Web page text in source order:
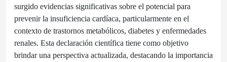
surgido evidencias significativas sobre el potencial para
prevenir la insuficiencia cardíaca, particularmente en el
contexto de trastornos metabólicos, diabetes y enfermedades
renales. Esta declaración científica tiene como objetivo
brindar una perspectiva actualizada, destacando la importancia